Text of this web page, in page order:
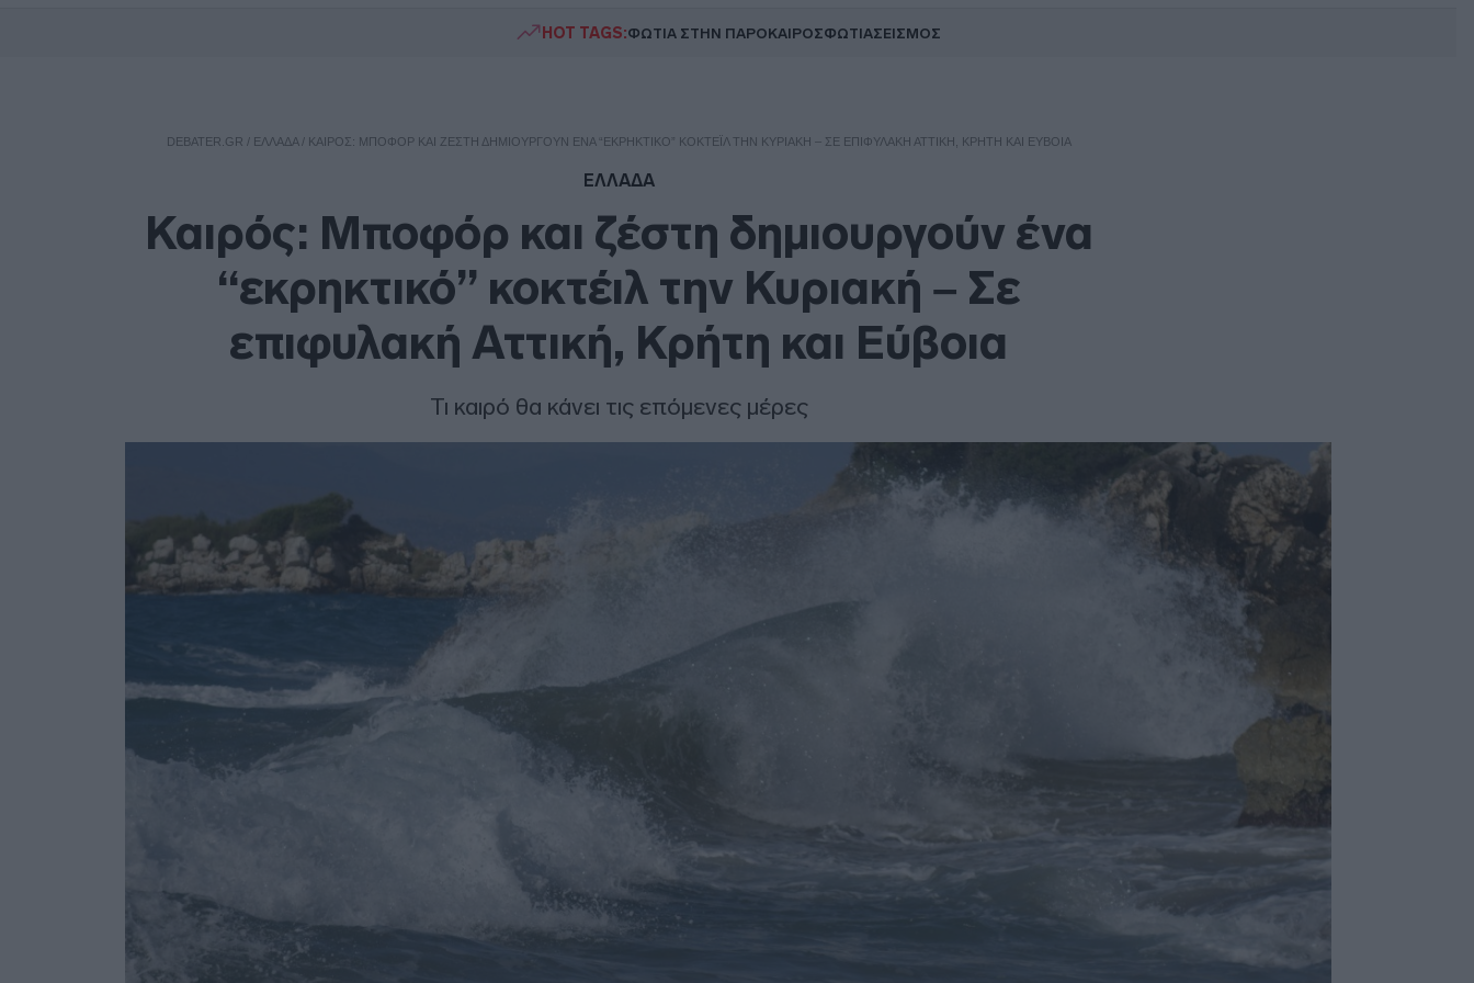
HOT TAGS:ΦΩΤΙΑ ΣΤΗΝ ΠΑΡΟΚΑΙΡΟΣΦΩΤΙΑΣΕΙΣΜΟΣ
DEBATER.GR / ΕΛΛΑΔΑ/ ΚΑΙΡΌΣ: ΜΠΟΦΌΡ ΚΑΙ ΖΈΣΤΗ ΔΗΜΙΟΥΡΓΟΎΝ ΈΝΑ “ΕΚΡΗΚΤΙΚΌ” ΚΟΚΤΈΙΛ ΤΗΝ ΚΥΡΙΑΚΉ – ΣΕ ΕΠΙΦΥΛΑΚΉ ΑΤΤΙΚΉ, ΚΡΉΤΗ ΚΑΙ ΕΎΒΟΙΑ
ΕΛΛΑΔΑ
Καιρός: Μποφόρ και ζέστη δημιουργούν ένα
“εκρηκτικό” κοκτέιλ την Κυριακή – Σε
επιφυλακή Αττική, Κρήτη και Εύβοια
Τι καιρό θα κάνει τις επόμενες μέρες